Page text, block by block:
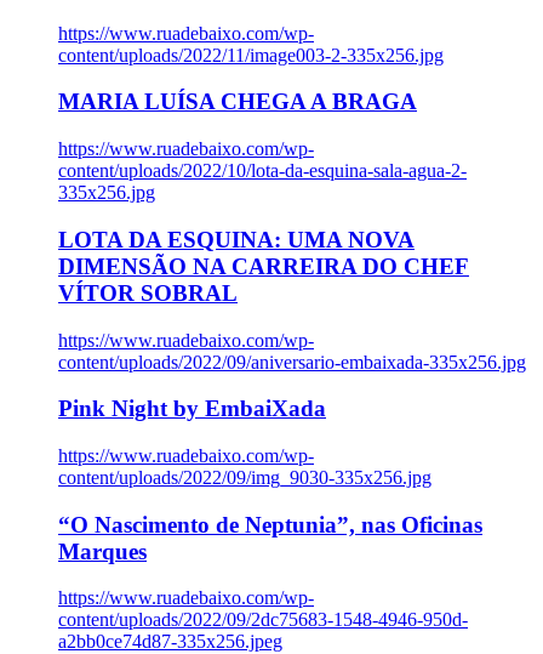
https://www.ruadebaixo.com/wp-
content/uploads/2022/11/image003-2-335x256.jpg
MARIA LUÍSA CHEGA A BRAGA
https://www.ruadebaixo.com/wp-
content/uploads/2022/10/lota-da-esquina-sala-agua-2-
335x256.jpg
LOTA DA ESQUINA: UMA NOVA
DIMENSÃO NA CARREIRA DO CHEF
VÍTOR SOBRAL
https://www.ruadebaixo.com/wp-
content/uploads/2022/09/aniversario-embaixada-335x256.jpg
Pink Night by EmbaiXada
https://www.ruadebaixo.com/wp-
content/uploads/2022/09/img_9030-335x256.jpg
“O Nascimento de Neptunia”, nas Oficinas
Marques
https://www.ruadebaixo.com/wp-
content/uploads/2022/09/2dc75683-1548-4946-950d-
a2bb0ce74d87-335x256.jpeg